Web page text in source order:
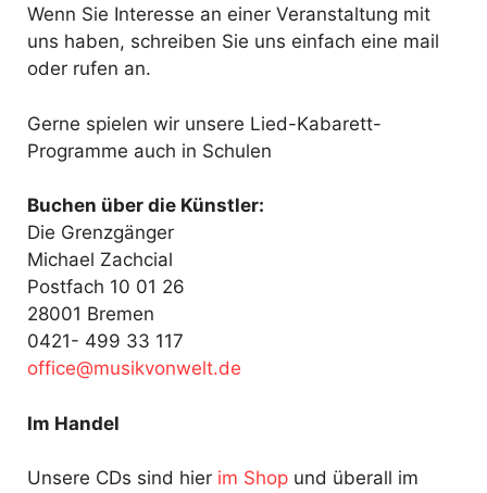
Wenn Sie Interesse an einer Veranstaltung mit
uns haben, schreiben Sie uns einfach eine mail
oder rufen an.
Gerne spielen wir unsere Lied-Kabarett-
Programme auch in Schulen
Buchen über die Künstler:
Die Grenzgänger
Michael Zachcial
Postfach 10 01 26
28001 Bremen
0421- 499 33 117
ed.tl
ewnov
kisum
@ecif
fo
Im Handel
Unsere CDs sind hier im Shop und überall im